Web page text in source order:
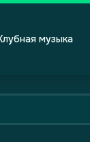
музыка